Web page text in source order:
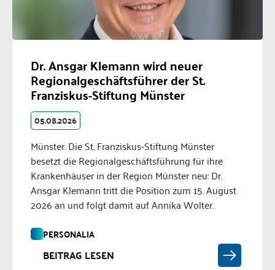
Dr. Ansgar Klemann wird neuer
Regionalgeschäftsführer der St.
Franziskus-Stiftung Münster
05.08.2026
Münster. Die St. Franziskus-Stiftung Münster
besetzt die Regionalgeschäftsführung für ihre
Krankenhäuser in der Region Münster neu: Dr.
Ansgar Klemann tritt die Position zum 15. August
2026 an und folgt damit auf Annika Wolter.
PERSONALIA
BEITRAG LESEN